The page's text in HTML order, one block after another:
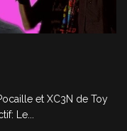
et XC3N de Toy
Le